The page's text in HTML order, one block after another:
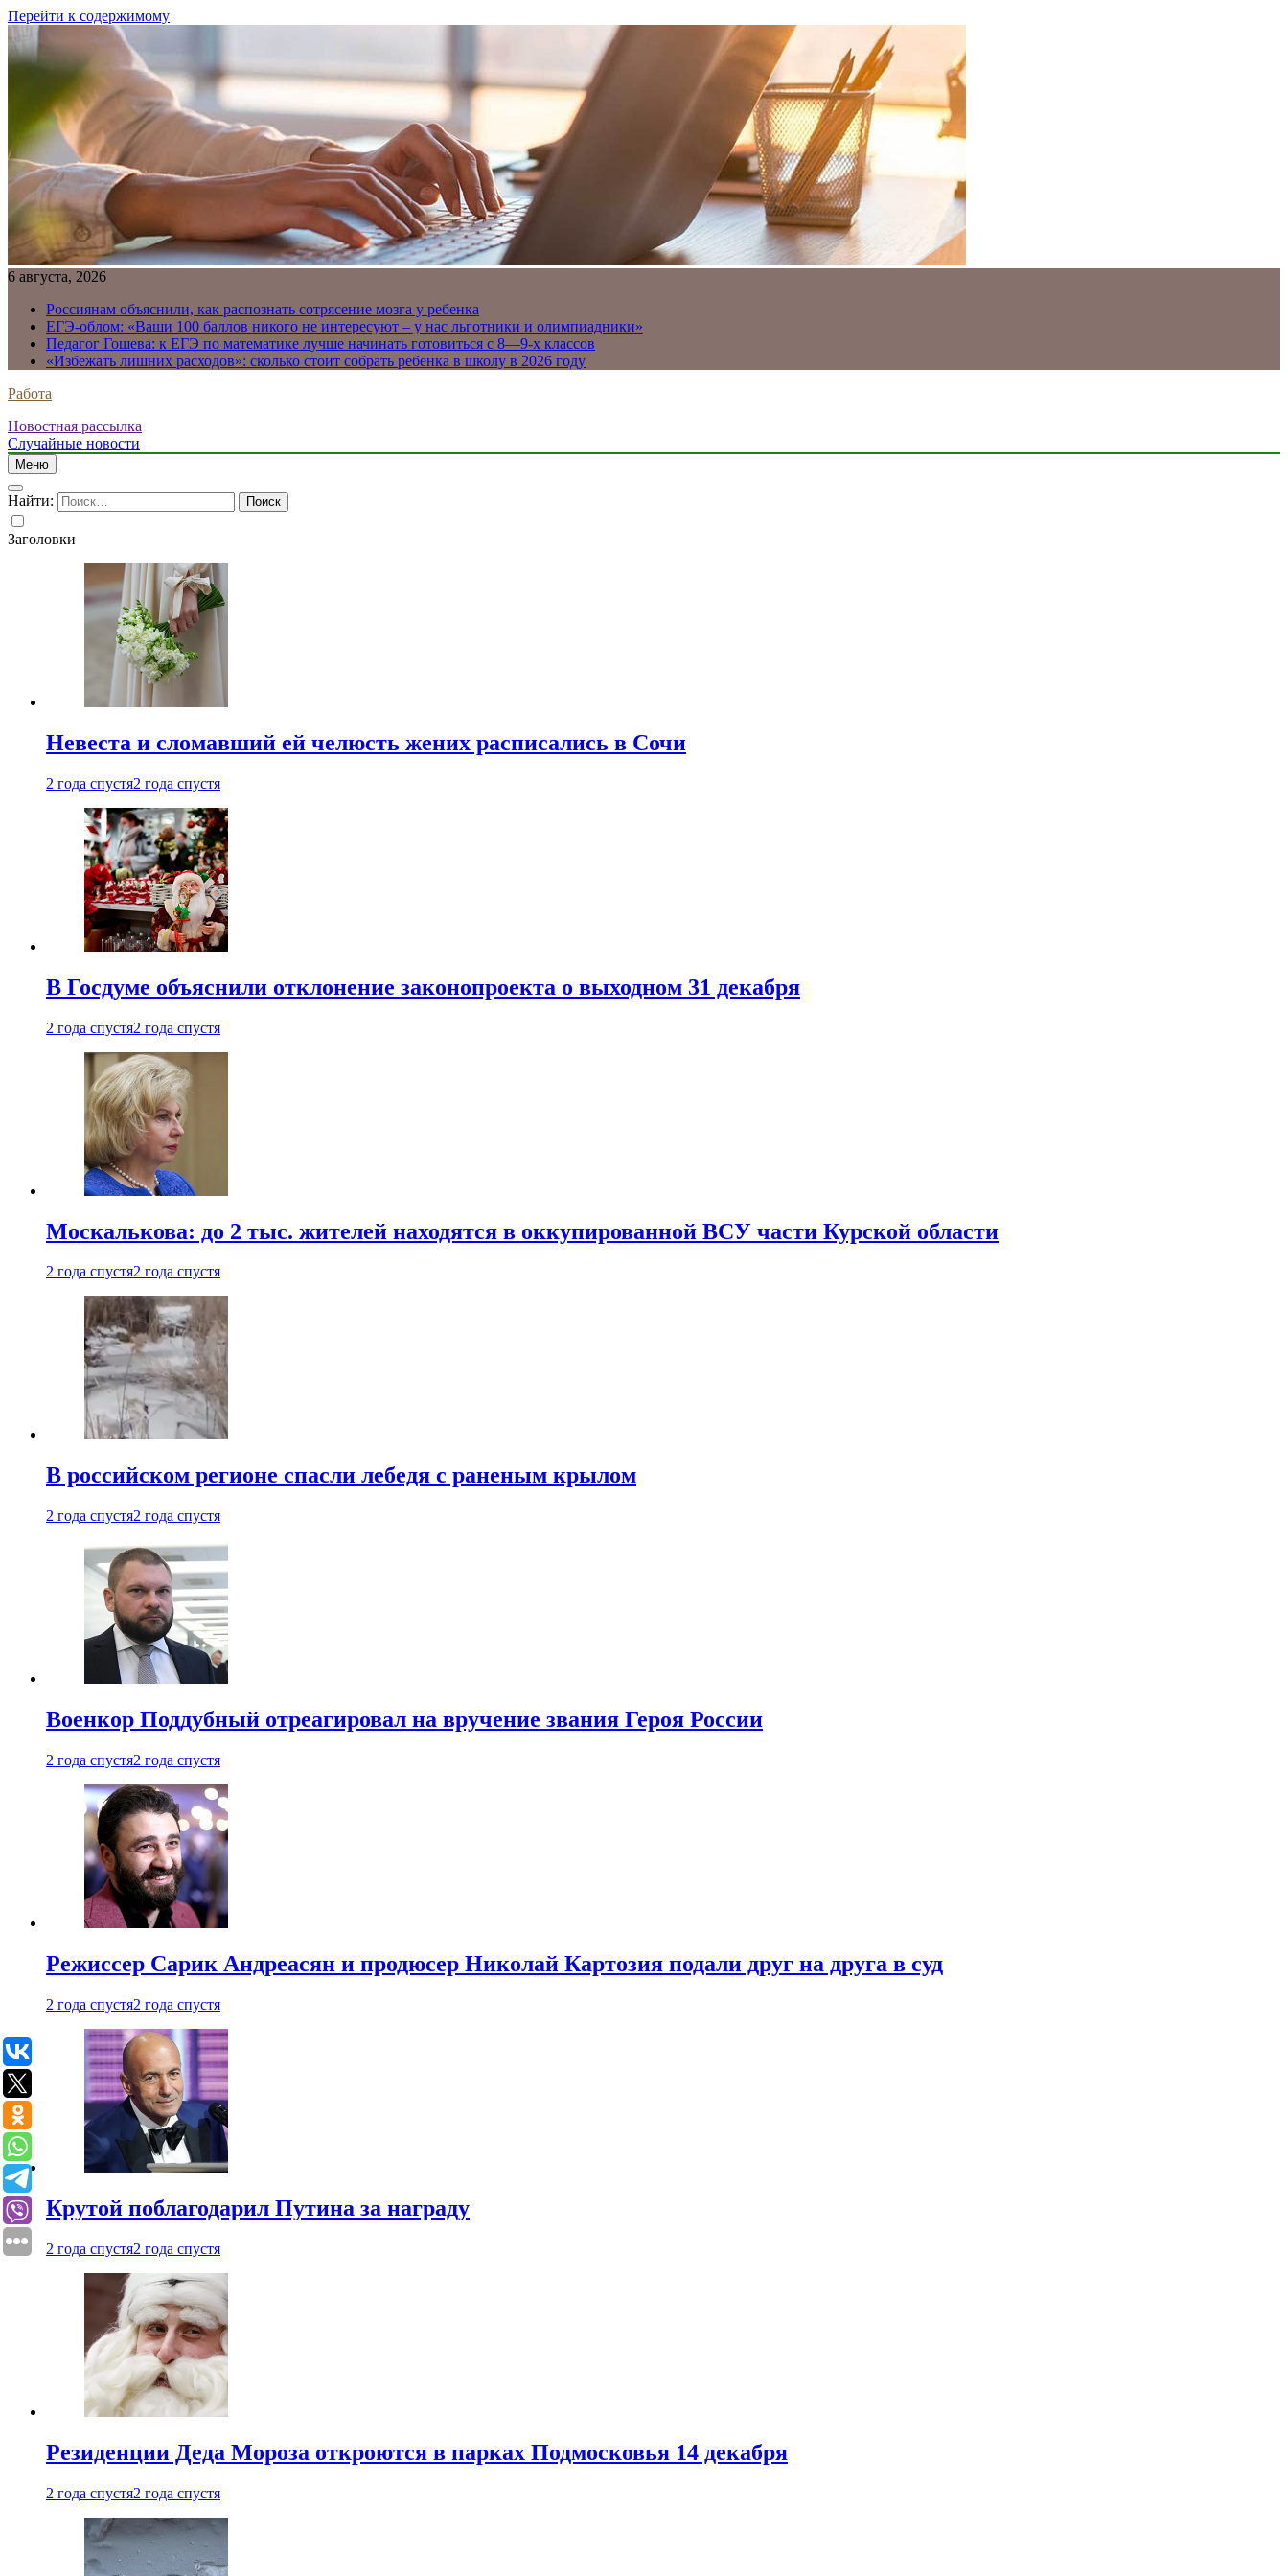
Перейти к содержимому
6 августа, 2026
Россиянам объяснили, как распознать сотрясение мозга у ребенка
ЕГЭ-облом: «Ваши 100 баллов никого не интересуют – у нас льготники и олимпиадники»
Педагог Гошева: к ЕГЭ по математике лучше начинать готовиться с 8—9-х классов
«Избежать лишних расходов»: сколько стоит собрать ребенка в школу в 2026 году
Работа
Новостная рассылка
Случайные новости
Меню
Найти:
Заголовки
Невеста и сломавший ей челюсть жених расписались в Сочи
2 года спустя2 года спустя
В Госдуме объяснили отклонение законопроекта о выходном 31 декабря
2 года спустя2 года спустя
Москалькова: до 2 тыс. жителей находятся в оккупированной ВСУ части Курской области
2 года спустя2 года спустя
В российском регионе спасли лебедя с раненым крылом
2 года спустя2 года спустя
Военкор Поддубный отреагировал на вручение звания Героя России
2 года спустя2 года спустя
Режиссер Сарик Андреасян и продюсер Николай Картозия подали друг на друга в суд
2 года спустя2 года спустя
Крутой поблагодарил Путина за награду
2 года спустя2 года спустя
Резиденции Деда Мороза откроются в парках Подмосковья 14 декабря
2 года спустя2 года спустя